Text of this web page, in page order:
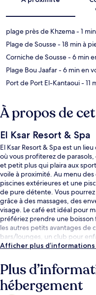
plage près de Khzema- 1
Plage de Sousse- 18 min à
Corniche de Sousse- 6 min
Plage Bou Jaafar- 6 min en
Port de Port El-Kantaoui- 11
À propos de
El Ksar Resort & Spa
El Ksar Resort & Spa est un
où vous profiterez de
et petit plus qui plaira aux
voile à proximité. Au menu
piscines extérieures et une
de pure détente. Vous
grâce à des massages, des
visage. Le café est idéal pour
préfériez prendre une boisson
les autres petits avantages
bars/lounges, un club pour
Afficher plus
Plus
hébergement